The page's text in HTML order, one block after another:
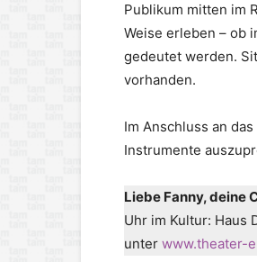
Publikum mitten im
Weise erleben – ob
gedeutet werden.
vorhanden.
Im Anschluss an
Instrumente
Liebe Fanny, deine
Uhr im Kultur: Haus
unter www.theater-